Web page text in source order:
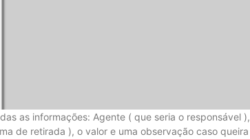
as informações: Agente ( que seria o responsável ),
de retirada ), o valor e uma observação caso queira